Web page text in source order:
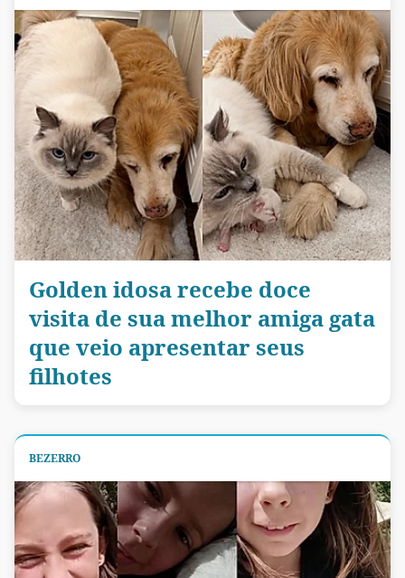
Golden idosa recebe doce
visita de sua melhor amiga gata
que veio apresentar seus
filhotes
BEZERRO